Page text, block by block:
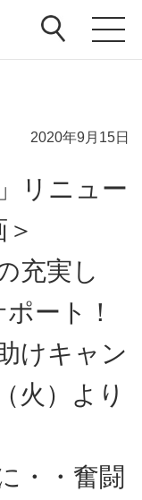
2020年9月15日
リニュー
充実し
ート！
けキャン
火）より
・・奮闘